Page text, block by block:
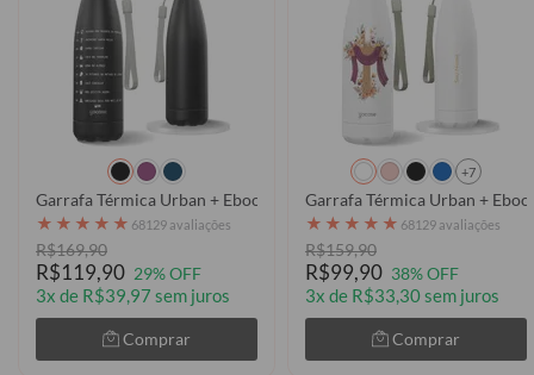
Garrafa Térmica Urban + Ebook - Rotina Catolica
★ ★ ★ ★ ★ 68129 avaliações
R$169,90
R$119,90 29% OFF
3x de R$39,97 sem juros
Comprar
+7
Garrafa Térmica Urban +
★ ★ ★ ★ ★ 68129 avaliações
R$159,90
R$99,90 38% OFF
3x de R$33,30 sem juros
Comprar